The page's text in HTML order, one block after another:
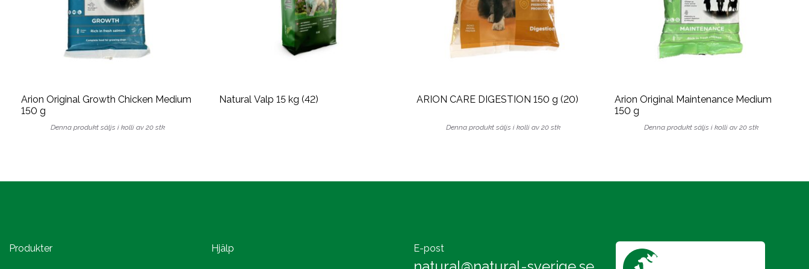
Arion Original Growth Chicken Medium
150 g
Denna produkt säljs i kolli av 20 stk
Natural Valp 15 kg (42) ARION CARE DIGESTION 150 g (20)
Denna produkt säljs i kolli av 20 stk
Arion Original Maintenance Medium
150 g
Denna produkt säljs i kolli av 20 stk
Produkter Hjälp E-post